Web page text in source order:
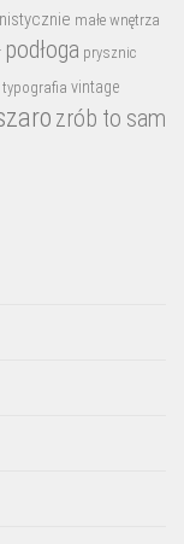
małe wnętrza
podłoga prysznic
typografia vintage
zrób to sam